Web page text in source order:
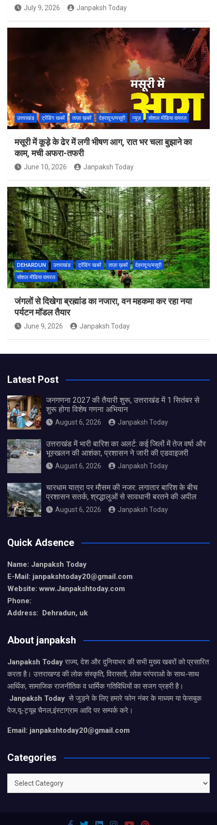
July 9, 2026 Janpaksh Today
उत्तराखंड ट्रेंडिंग खबरें ताज़ा ख़बरें देहरादून/मसूरी न्यूज़ सोशल मीडिया वायरल
मसूरी में कूड़े के ढेर में लगी भीषण आग, रात भर चला बुझाने का
काम, मची अफरा-तफरी
June 10, 2026 Janpaksh Today
DEHARDUN उत्तराखंड ट्रेंडिंग खबरें ताज़ा ख़बरें
देहरादून/मसूरी
सोशल मीडिया वायरल
जंगलों से दिखेगा ब्रह्मांड का नजारा, वन महकमा कर रहा नया
पर्यटन मॉडल तैयार
June 9, 2026 Janpaksh Today
Latest Post
जनगणना 2027 की तैयारी शुरू, उत्तराखंड में 1 सितंबर से
शुरू होगा विशेष गणना अभियान
August 6, 2026 Janpaksh Today
उत्तराखंड में भारी बारिश का अलर्ट: कई जिलों में तेज वर्षा और
भूस्खलन की आशंका, प्रशासन ने जारी की एडवाइजरी
August 6, 2026 Janpaksh Today
चारधाम यात्रा पर मौसम की नजर: लगातार बारिश के बीच
प्रशासन सतर्क, श्रद्धालुओं से सावधानी बरतने की अपील
August 6, 2026 Janpaksh Today
Quick Adsence
Name: Janpaksh Today
E-Mail: janpakshtoday20@gmail.com
Website: www.Janpakshtoday.com
Phone:
Address: Dehradun, uk
About janpaksh
Janpaksh Todayराज्य, देश और दुनियाभर की सभी मुख्य खबरों को प्रसारित
करता है। उत्तराखण्ड की लोक संस्कृति, विरासतों, लोक परंपराओ के साथ-साथ
आर्थिक, सामाजिक राजनीतिक व धार्मिक गतिविधियों का सजग प्रहरी है।
Janpaksh Today से जुड़ने के लिए हमारे फोन नंबर के माध्यम या फेसबुक
पेज,यू-ट्यूब चैनल,इंस्टाग्राम आदि पर सम्पर्क करे।
Email: janpakshtoday20@gmail.com
Categories
Categories